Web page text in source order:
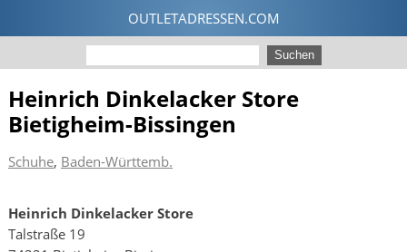
Heinrich Dinkelacker Store
Bietigheim-Bissingen
Schuhe, Baden-Württemb.
Heinrich Dinkelacker Store
Talstraße 19